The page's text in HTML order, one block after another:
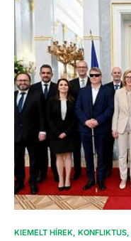
KIEMELT HÍREK KONFLIKTUS